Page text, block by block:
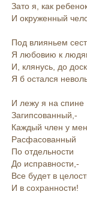
Зато я, как
И окруженный
Под влияньем
Я любовию к
И, клянусь, до
Я б остался
И лежу я на спине
Загипсованный,-
Каждый член у
Расфасованный
По отдельности
До исправности,-
Все будет в
И в сохранности!